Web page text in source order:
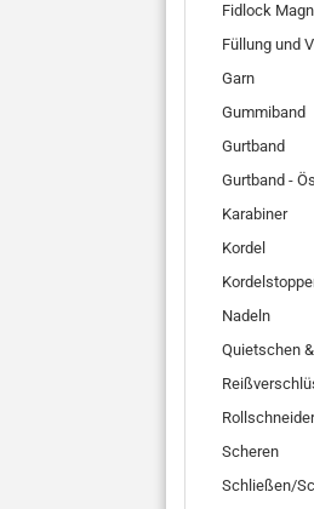
Fidlock
Füllung und
Garn
Gummiband
Gurtband
Gurtband -
Karabiner
Kordel
Nadeln
Quietschen
Rollschneider
Scheren
Schließen/